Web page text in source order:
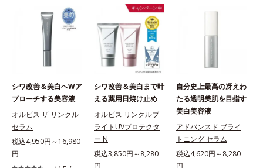
シワ改善＆美白へWア
プローチする美容液
オルビス ザ リンクル
セラム
税込4,950円～16,980
円
シワ改善＆美白まで叶
える薬用日焼け止め
オルビス リンクルブ
ライトUVプロテクタ
ー N
税込3,850円～8,280
自分史上最高の冴えわ
たる透明美肌を目指す
美白美容液
アドバンスド ブライ
トニング セラム
税込4,620円～8,280